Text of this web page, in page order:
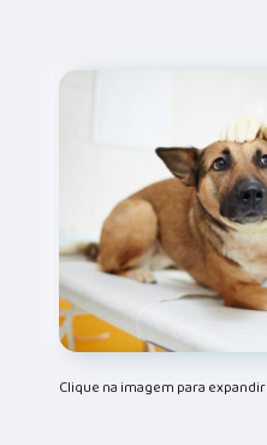
Clique na imagem para expandir